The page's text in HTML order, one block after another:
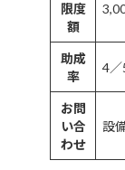
限度
額
助成
率
4／
お問
い合
わせ
設